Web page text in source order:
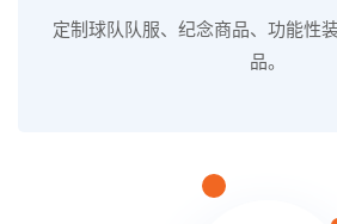
定制球队队服、纪念商品、功能性
品。